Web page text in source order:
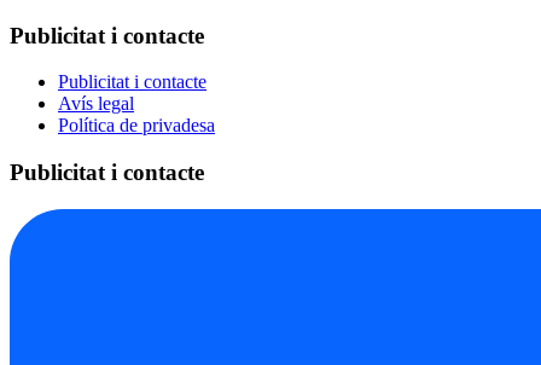
Publicitat i contacte
Publicitat i contacte
Avís legal
Política de privadesa
Publicitat i contacte